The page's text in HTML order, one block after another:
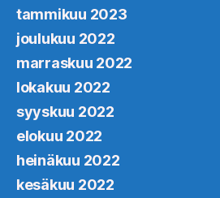
tammikuu 2023
joulukuu 2022
marraskuu 2022
lokakuu 2022
syyskuu 2022
elokuu 2022
heinäkuu 2022
kesäkuu 2022